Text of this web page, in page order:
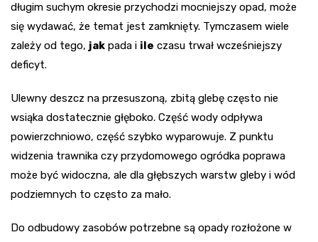
długim suchym okresie przychodzi mocniejszy opad, może
się wydawać, że temat jest zamknięty. Tymczasem wiele
zależy od tego, jak pada i ile czasu trwał wcześniejszy
deficyt.
Ulewny deszcz na przesuszoną, zbitą glebę często nie
wsiąka dostatecznie głęboko. Część wody odpływa
powierzchniowo, część szybko wyparowuje. Z punktu
widzenia trawnika czy przydomowego ogródka poprawa
może być widoczna, ale dla głębszych warstw gleby i wód
podziemnych to często za mało.
Do odbudowy zasobów potrzebne są opady rozłożone w